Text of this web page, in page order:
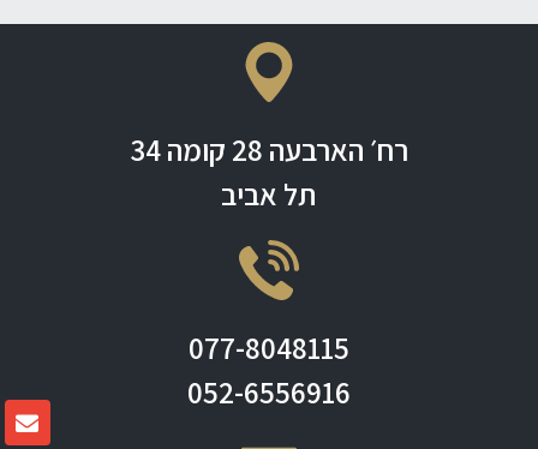
רח׳ הארבעה 28 קומה 34
תל אביב
077-8048115
052-6556916